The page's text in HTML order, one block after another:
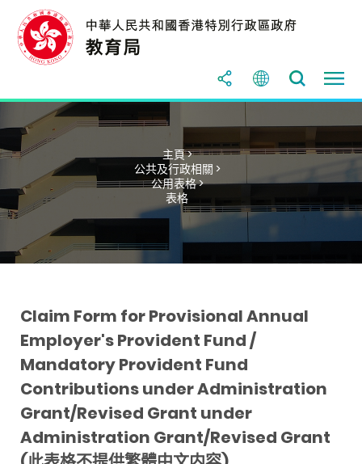
主頁 >
公共及行政相關 >
公用表格 >
表格
Claim Form for Provisional Annual
Employer's Provident Fund /
Mandatory Provident Fund
Contributions under Administration
Grant/Revised Grant under
Administration Grant/Revised Grant